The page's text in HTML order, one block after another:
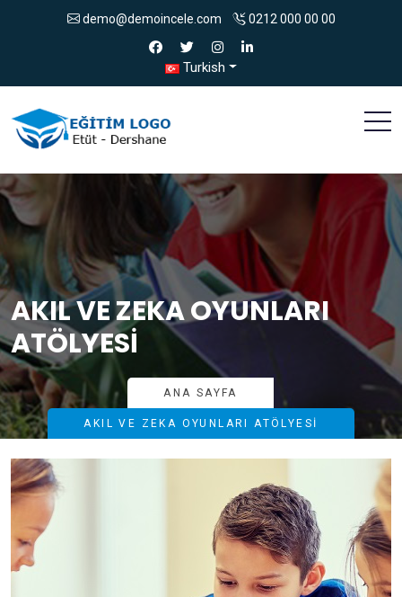
demo@demoincele.com 0212 000 00 00
Turkish
AKIL VE ZEKA OYUNLARI
ATÖLYESI
ANA SAYFA
AKIL VE ZEKA OYUNLARI ATÖLYESI